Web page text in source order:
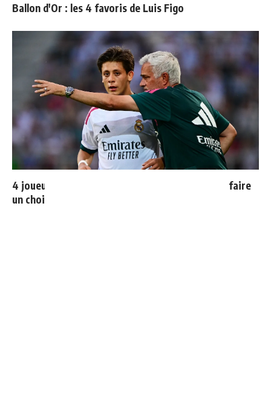
Ballon d'Or : les 4 favoris de Luis Figo
4 joueurs, une seule place : Mourinho va devoir faire
un choix